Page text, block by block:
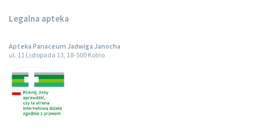
Legalna apteka
Apteka Panaceum Jadwiga Janocha
ul. 11 Listopada 13, 18-500 Kolno